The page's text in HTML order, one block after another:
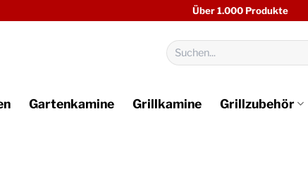
Über 1.000 Produkte
Suchen
nach:
Gartenkamine Grillkamine Grillzubehör